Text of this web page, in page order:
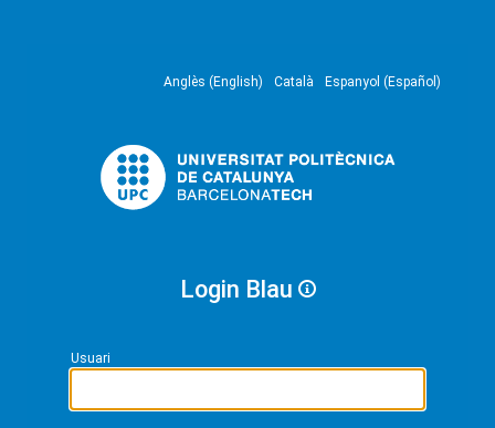
Anglès (English) Català Espanyol (Español)
Login Blau
Usuari